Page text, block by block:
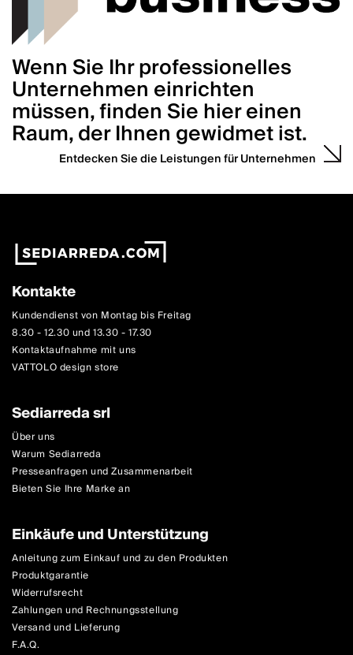
Wenn Sie Ihr professionelles
Unternehmen einrichten
müssen, finden Sie hier einen
Raum, der Ihnen gewidmet ist.
Entdecken Sie die Leistungen für Unternehmen
Kontakte
Kundendienst von Montag bis Freitag
8.30 - 12.30 und 13.30 - 17.30
Kontaktaufnahme mit uns
VATTOLO design store
Sediarreda srl
Über uns
Warum Sediarreda
Presseanfragen und Zusammenarbeit
Bieten Sie Ihre Marke an
Einkäufe und Unterstützung
Anleitung zum Einkauf und zu den Produkten
Produktgarantie
Widerrufsrecht
Zahlungen und Rechnungsstellung
Versand und Lieferung
F.A.Q.